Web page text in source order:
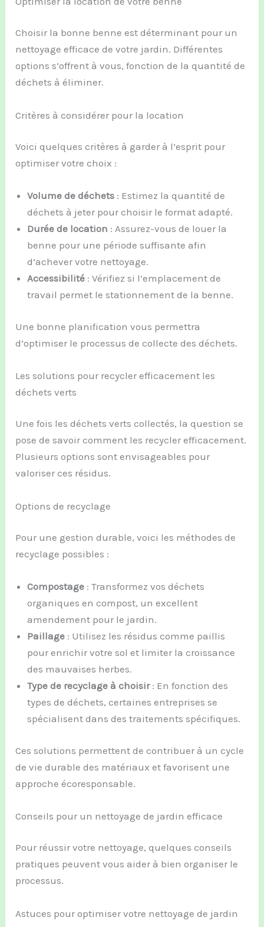
Choisir la bonne benne est déterminant pour un
nettoyage efficace de votre jardin. Différentes
options s’offrent à vous, fonction de la quantité de
déchets à éliminer.
Critères à considérer pour la location
Voici quelques critères à garder à l’esprit pour
optimiser votre choix :
Volume de déchets : Estimez la quantité de
déchets à jeter pour choisir le format adapté.
Durée de location : Assurez-vous de louer la
benne pour une période suffisante afin
d’achever votre nettoyage.
Accessibilité : Vérifiez si l’emplacement de
travail permet le stationnement de la benne.
Une bonne planification vous permettra
d’optimiser le processus de collecte des déchets.
Les solutions pour recycler efficacement les
déchets verts
Une fois les déchets verts collectés, la question se
pose de savoir comment les recycler efficacement.
Plusieurs options sont envisageables pour
valoriser ces résidus.
Options de recyclage
Pour une gestion durable, voici les méthodes de
recyclage possibles :
Compostage : Transformez vos déchets
organiques en compost, un excellent
amendement pour le jardin.
Paillage : Utilisez les résidus comme paillis
pour enrichir votre sol et limiter la croissance
des mauvaises herbes.
Type de recyclage à choisir: En fonction des
types de déchets, certaines entreprises se
spécialisent dans des traitements spécifiques.
Ces solutions permettent de contribuer à un cycle
de vie durable des matériaux et favorisent une
approche écoresponsable.
Conseils pour un nettoyage de jardin efficace
Pour réussir votre nettoyage, quelques conseils
pratiques peuvent vous aider à bien organiser le
processus.
Astuces pour optimiser votre nettoyage de jardin